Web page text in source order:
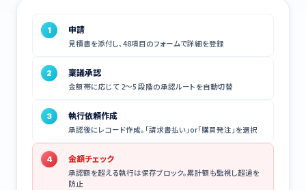
1 申請
見積書を添付し、48項目のフォームで詳細を登録
2 稟議承認
金額帯に応じて 2〜5 段階の承認ルートを自動切替
3 執行依頼作成
承認後にレコード作成。「請求書払い」or「購買発注」を選択
4 金額チェック
承認額を超える執行は保存ブロック。累計額も監視し超過を
防止